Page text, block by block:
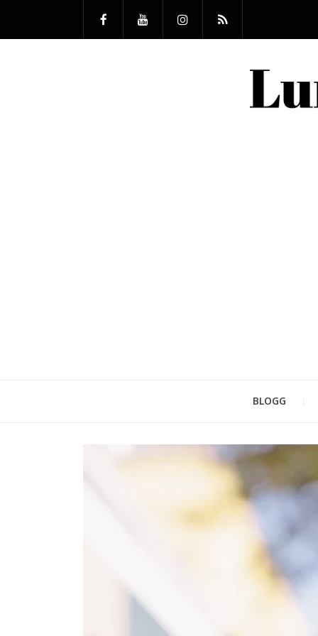
BLOGG